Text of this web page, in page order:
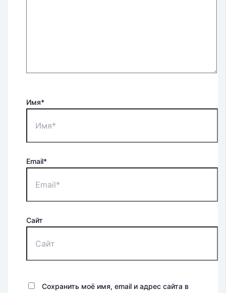
Имя*
Email*
Сайт
Сохранить моё имя, email и адрес сайта в